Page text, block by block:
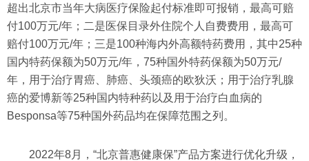
超出北京市当年大病医疗保险起付标准即可报销，最高可赔
付100万元/年；二是医保目录外住院个人自费费用，最高可
赔付100万元/年；三是100种海内外高额特药费用，其中25种
国内特药保额为50万元/年，75种国外特药保额为50万元/
年，用于治疗胃癌、肺癌、头颈癌的欧狄沃；用于治疗乳腺
癌的爱博新等25种国内特种药以及用于治疗白血病的
Besponsa等75种国外药品均在保障范围之列。
2022年8月，“北京普惠健康保”产品方案进行优化升级，